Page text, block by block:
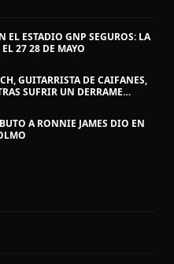
EL ESTADIO GNP SEGUROS: LA
27 28 DE MAYO
GUITARRISTA DE CAIFANES,
SUFRIR UN DERRAME
A RONNIE JAMES DIO EN